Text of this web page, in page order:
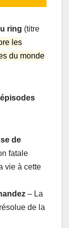
ring (titre
les
du monde
de
fatale
vie à cette
– La
de la